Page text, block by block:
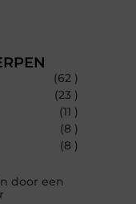
(62 )
(23 )
(11 )
(8 )
(8 )
door een